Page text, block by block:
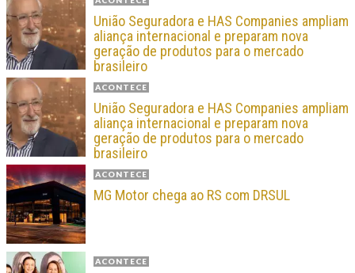
União Seguradora e HAS Companies ampliam
aliança internacional e preparam nova
geração de produtos para o mercado
brasileiro
ACONTECE
União Seguradora e HAS Companies ampliam
aliança internacional e preparam nova
geração de produtos para o mercado
brasileiro
ACONTECE
MG Motor chega ao RS com DRSUL
ACONTECE